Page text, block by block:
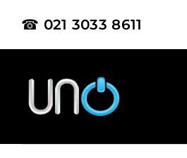
☎ 021 3033 8611